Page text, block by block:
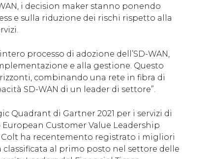
i decision maker stanno ponendo
e sulla riduzione dei rischi rispetto alla
processo di adozione dell’SD-WAN,
e alla gestione. Questo
combinando una rete in fibra di
SD-WAN di un leader di settore”.
Quadrant di Gartner 2021 per i servizi di
Customer Value Leadership
Colt ha recentemento registrato i migliori
classificata al primo posto nel settore delle